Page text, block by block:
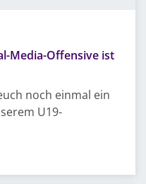
Media-Offensive ist
noch einmal ein
U19-